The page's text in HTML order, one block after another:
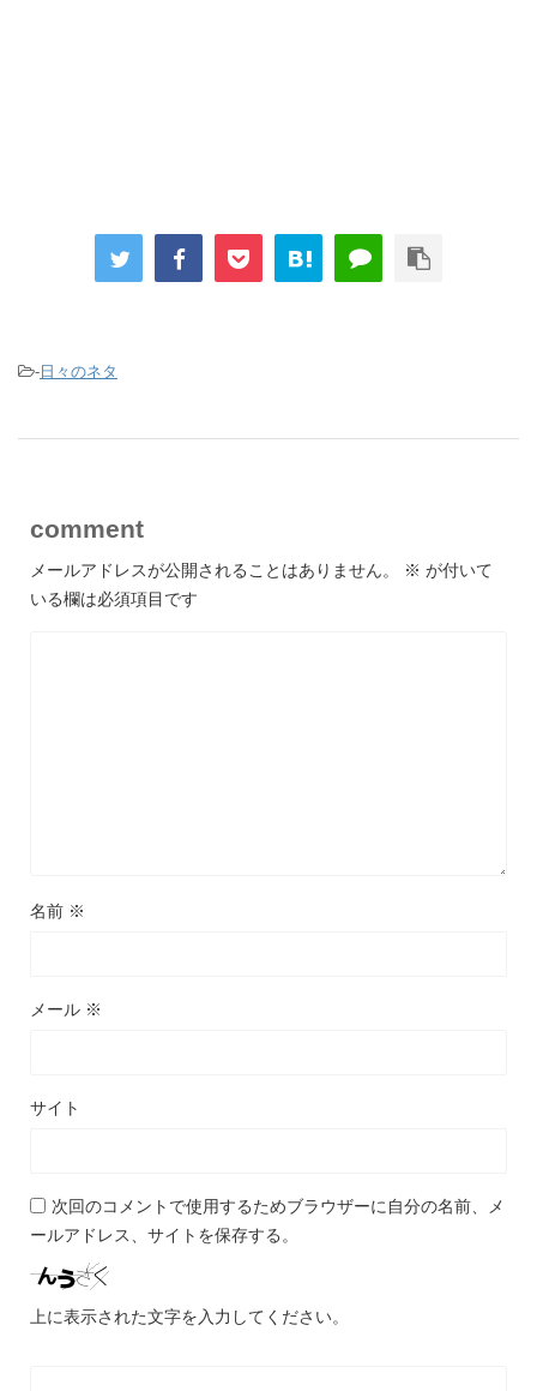
- 日々のネタ
comment
メールアドレスが公開されることはありません。 ※ が付いて
いる欄は必須項目です
名前 ※
メール ※
サイト
次回のコメントで使用するためブラウザーに自分の名前、メ
ールアドレス、サイトを保存する。
上に表示された文字を入力してください。